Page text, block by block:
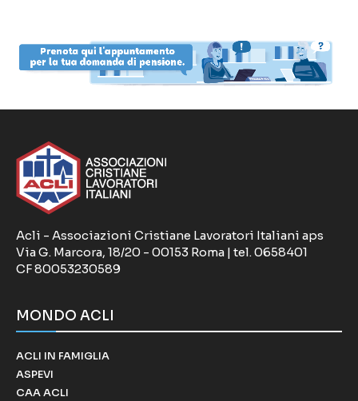
Acli - Associazioni Cristiane Lavoratori Italiani aps
Via G. Marcora, 18/20 - 00153 Roma | tel. 0658401
CF 80053230589
MONDO ACLI
ACLI IN FAMIGLIA
ASPEVI
CAA ACLI